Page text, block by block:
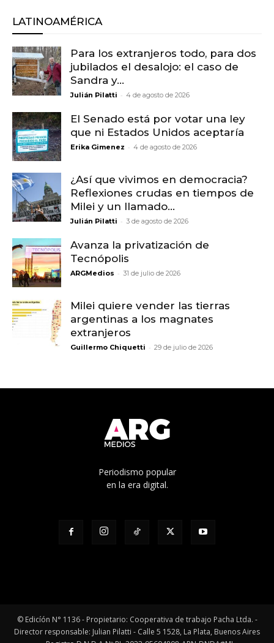
LATINOAMÉRICA
Para los extranjeros todo, para dos
jubilados el desalojo: el caso de
Sandra y...
Julián Pilatti - 4 de agosto de 2026
El Senado está por votar una ley
que ni Estados Unidos aceptaría
Erika Gimenez - 4 de agosto de 2026
¿Así que vivimos en democracia?
Reflexiones crudas en tiempos de
Milei y un llamado...
Julián Pilatti - 3 de agosto de 2026
Avanza la privatización de
Tecnópolis
ARGMedios - 31 de julio de 2026
Milei quiere vender las tierras
argentinas a los magnates
extranjeros
Guillermo Chiquetti - 29 de julio de 2026
Periodismo popular
en la era digital.
© Edicíón N° 1136 - Propietario: Cooperativa de trabajo Pacha Ltda. -
Director responsable: Julian Pilatti - Calle 5 1528, La Plata, Buenos Aires